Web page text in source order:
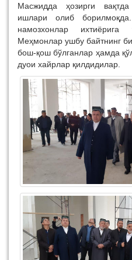
Масжидда ҳозирги
ишлари олиб
намозхонлар ихтиёрига
Меҳмонлар ушбу байтнинг
бош-қош бўлганлар ҳамда
дуои хайрлар қилдидилар.